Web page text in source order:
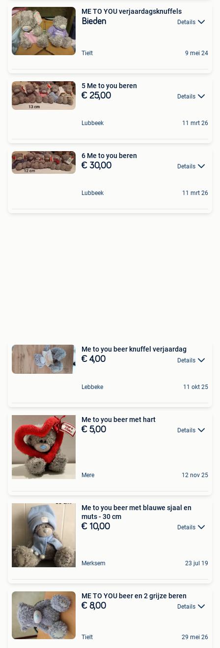
ME TO YOU verjaardagsknuffels
Bieden Details
Tielt 9 mei 24
5 Me to you beren
€ 25,00 Details
Lubbeek 11 mrt 26
6 Me to you beren
€ 30,00 Details
Lubbeek 11 mrt 26
Me to you beer knuffel verjaardag
€ 4,00 Details
Lebbeke 11 okt 25
Me to you beer met hart
€ 5,00 Details
Mere 12 nov 25
Me to you beer met blauwe sjaal en
muts - 30 cm
€ 10,00 Details
Merksem 23 jul 19
ME TO YOU beer en 2 grijze beren
€ 8,00 Details
Tielt 29 mei 26